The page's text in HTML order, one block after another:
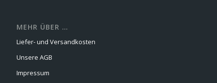
MEHR ÜBER …
Liefer- und Versandkosten
Unsere AGB
Impressum